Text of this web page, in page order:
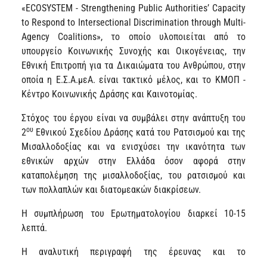
«ECOSYSTEM - Strengthening Public Authorities’ Capacity
to Respond to Intersectional Discrimination through Multi-
Agency Coalitions», το οποίο υλοποιείται από το
υπουργείο Κοινωνικής Συνοχής και Οικογένειας, την
Εθνική Επιτροπή για τα Δικαιώματα του Ανθρώπου, στην
οποία η Ε.Σ.Α.μεΑ. είναι τακτικό μέλος, και το ΚΜΟΠ -
Κέντρο Κοινωνικής Δράσης και Καινοτομίας.
Στόχος του έργου είναι να συμβάλει στην ανάπτυξη του
2ου Εθνικού Σχεδίου Δράσης κατά του Ρατσισμού και της
Μισαλλοδοξίας και να ενισχύσει την ικανότητα των
εθνικών αρχών στην Ελλάδα όσον αφορά στην
καταπολέμηση της μισαλλοδοξίας, του ρατσισμού και
των πολλαπλών και διατομεακών διακρίσεων.
Η συμπλήρωση του Ερωτηματολογίου διαρκεί 10-15
λεπτά.
Η αναλυτική περιγραφή της έρευνας και το